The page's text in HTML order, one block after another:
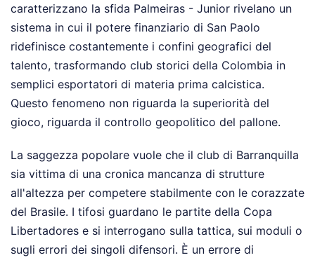
caratterizzano la sfida Palmeiras - Junior rivelano un
sistema in cui il potere finanziario di San Paolo
ridefinisce costantemente i confini geografici del
talento, trasformando club storici della Colombia in
semplici esportatori di materia prima calcistica.
Questo fenomeno non riguarda la superiorità del
gioco, riguarda il controllo geopolitico del pallone.
La saggezza popolare vuole che il club di Barranquilla
sia vittima di una cronica mancanza di strutture
all'altezza per competere stabilmente con le corazzate
del Brasile. I tifosi guardano le partite della Copa
Libertadores e si interrogano sulla tattica, sui moduli o
sugli errori dei singoli difensori. È un errore di